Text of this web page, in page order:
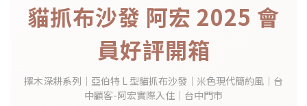
貓抓布沙發 阿宏 2025 會
員好評開箱
擇木深耕系列｜亞伯特 L 型貓抓布沙發｜米色現代簡約風｜台
中顧客-阿宏實際入住｜台中門市